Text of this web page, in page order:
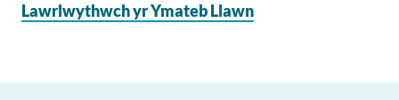
Lawrlwythwch yr Ymateb Llawn